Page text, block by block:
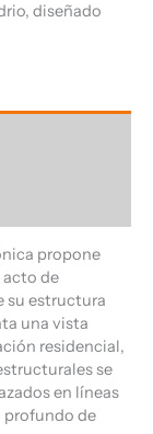
diseñado
propone
acto de
su estructura
una vista
residencial,
se
en líneas
profundo de